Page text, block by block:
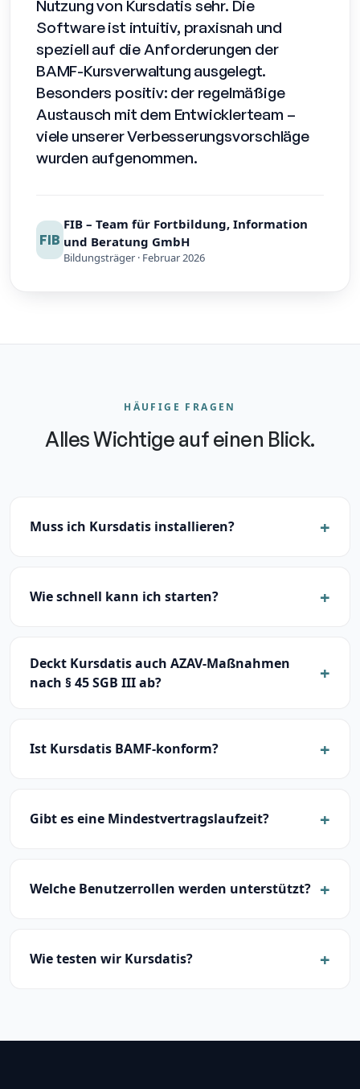
Nutzung von Kursdatis sehr. Die
Software ist intuitiv, praxisnah und
speziell auf die Anforderungen der
BAMF-Kursverwaltung ausgelegt.
Besonders positiv: der regelmäßige
Austausch mit dem Entwicklerteam –
viele unserer Verbesserungsvorschläge
wurden aufgenommen.
FIB
FIB – Team für Fortbildung, Information
und Beratung GmbH
Bildungsträger · Februar 2026
HÄUFIGE FRAGEN
Alles Wichtige auf einen Blick.
Muss ich Kursdatis installieren?
Wie schnell kann ich starten?
Deckt Kursdatis auch AZAV-Maßnahmen
nach § 45 SGB III ab?
Ist Kursdatis BAMF-konform?
Gibt es eine Mindestvertragslaufzeit?
Welche Benutzerrollen werden unterstützt?
Wie testen wir Kursdatis?